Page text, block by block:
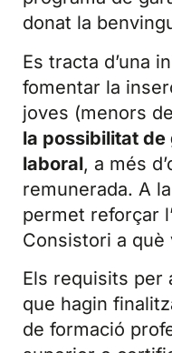
donat la
Es tracta d’una
fomentar la
joves (menors
la possibilitat
laboral, a més
remunerada. A
permet reforçar
Consistori a
Els requisits per
que hagin
de formació